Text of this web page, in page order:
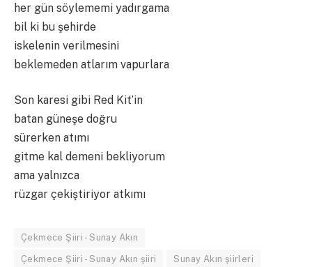
her gün söylememi yadırgama
bil ki bu şehirde
iskelenin verilmesini
beklemeden atlarım vapurlara
Son karesi gibi Red Kit’in
batan güneşe doğru
sürerken atımı
gitme kal demeni bekliyorum
ama yalnızca
rüzgar çekiştiriyor atkımı
Çekmece Şiiri - Sunay Akın
Çekmece Şiiri - Sunay Akın şiiri Sunay Akın şiirleri